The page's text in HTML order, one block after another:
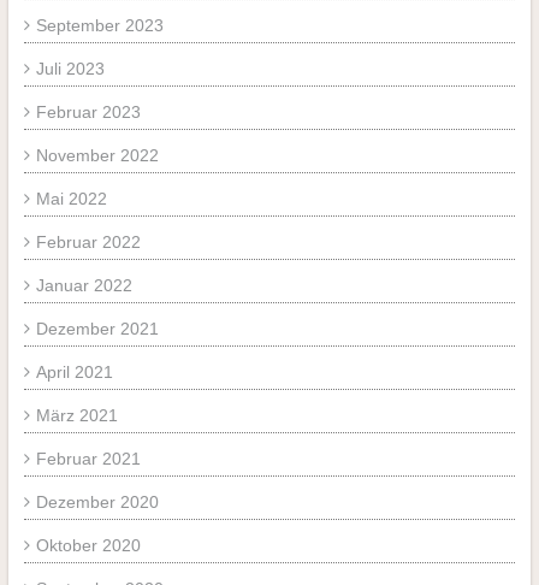
September 2023
Juli 2023
Februar 2023
November 2022
Mai 2022
Februar 2022
Januar 2022
Dezember 2021
April 2021
März 2021
Februar 2021
Dezember 2020
Oktober 2020